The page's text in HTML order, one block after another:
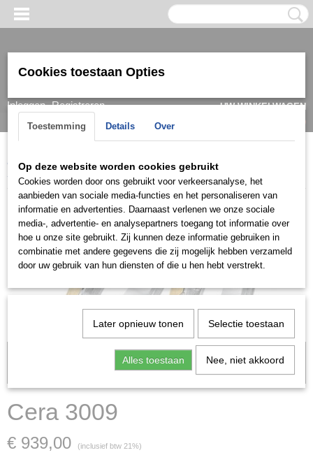
Inloggen Registreren
UW WINKELWAGEN
(0)
Home > > Trouwringen / Wedding Cera collectie
3009
Let op: het kan voorkomen dat het product onlangs in de zaak is
verkocht; in dat geval nemen wij contact met u op.
Cera 3009
€ 939,00 (inclusief btw 21%)
Cookies toestaan Opties
Toestemming Details Over
Op deze website worden cookies gebruikt
Cookies worden door ons gebruikt voor verkeersanalyse, het
aanbieden van sociale media-functies en het personaliseren van
informatie en advertenties. Daarnaast verlenen we onze sociale
media-, advertentie- en analysepartners toegang tot informatie over
hoe u onze site gebruikt. Zij kunnen deze informatie gebruiken in
combinatie met andere gegevens die zij mogelijk hebben verzameld
door uw gebruik van hun diensten of die u hen hebt verstrekt.
Later opnieuw tonen Selectie toestaan
Alles toestaan Nee, niet akkoord